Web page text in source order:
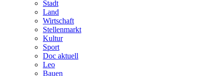
Stadt
Land
Wirtschaft
Stellenmarkt
Kultur
Sport
Doc aktuell
Leo
Bauen